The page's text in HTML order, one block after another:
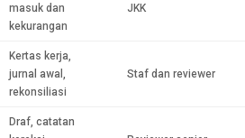
masuk dan
kekurangan
JKK
Kertas kerja,
jurnal awal,
rekonsiliasi
Staf dan reviewer
Draf, catatan